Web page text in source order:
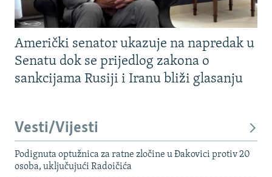
Američki senator ukazuje na napredak u
Senatu dok se prijedlog zakona o
sankcijama Rusiji i Iranu bliži glasanju
Vesti/Vijesti
Podignuta optužnica za ratne zločine u Đakovici protiv 20
osoba, uključujući Radoičića